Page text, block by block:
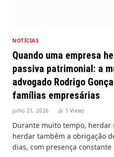
NOTÍCIAS
Quando uma empresa
passiva patrimonial: a
advogado Rodrigo
famílias empresárias
julho 21, 2026 1Views
Durante muito tempo, herdar
herdar também a obrigação
dias, com presença